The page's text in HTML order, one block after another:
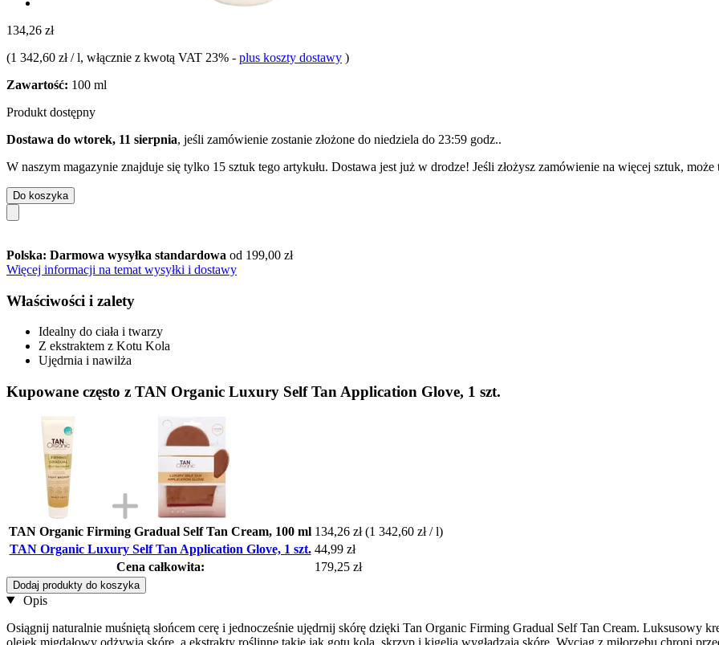
134,26 zł
(1 342,60 zł / l, włącznie z kwotą VAT 23% - plus koszty dostawy )
Zawartość: 100 ml
Produkt dostępny
Dostawa do wtorek, 11 sierpnia, jeśli zamówienie zostanie złożone do niedziela do 23:59 godz..
W naszym magazynie znajduje się tylko 15 sztuk tego artykułu. Dostawa jest już w drodze! Jeśli złożysz zamówienie na więcej sztuk, może
Do koszyka
Polska: Darmowa wysyłka standardowa od 199,00 zł
Więcej informacji na temat wysyłki i dostawy
Właściwości i zalety
Idealny do ciała i twarzy
Z ekstraktem z Kotu Kola
Ujędrnia i nawilża
Kupowane często z TAN Organic Luxury Self Tan Application Glove, 1 szt.
TAN Organic Firming Gradual Self Tan Cream, 100 ml 134,26 zł (1 342,60 zł / l)
TAN Organic Luxury Self Tan Application Glove, 1 szt. 44,99 zł
Cena całkowita:
179,25 zł
Dodaj produkty do koszyka
Opis
Osiągnij naturalnie muśniętą słońcem cerę i jednocześnie ujędrnij skórę dzięki Tan Organic Firming Gradual Self Tan Cream. Luksusowy
olejek migdałowy odżywia skórę, a ekstrakty roślinne takie jak gotu kola, skrzyp i kigelia wygładzają skórę. Wyciąg z miłorzębu chroni